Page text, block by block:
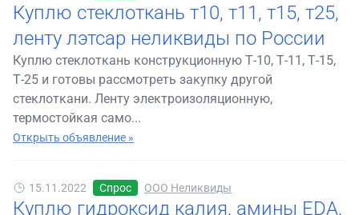
Куплю стеклоткань т10, т11, т15, т25,
ленту лэтсар неликвиды по России
Куплю стеклоткань конструкционную Т-10, Т-11, Т-15,
Т-25 и готовы рассмотреть закупку другой
стеклоткани. Ленту электроизоляционную,
термостойкая само...
Открыть объявление »
15.11.2022 Спрос ООО Неликвиды
Куплю гидроксид калия, амины EDA,